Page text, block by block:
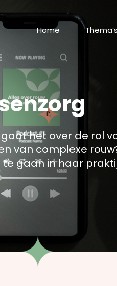
Home Thema’s
het over de rol
van complexe
gaan in haar